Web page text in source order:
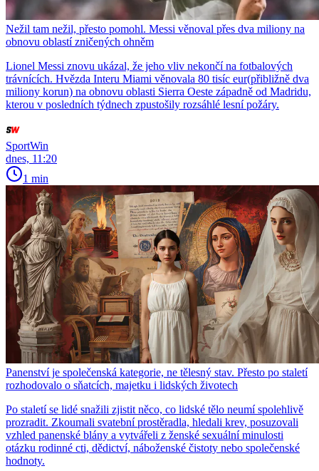
Nežil tam nežil, přesto pomohl. Messi věnoval přes dva miliony na
obnovu oblastí zničených ohněm
Lionel Messi znovu ukázal, že jeho vliv nekončí na fotbalových
trávnících. Hvězda Interu Miami věnovala 80 tisíc eur(přibližně dva
miliony korun) na obnovu oblasti Sierra Oeste západně od Madridu,
kterou v posledních týdnech zpustošily rozsáhlé lesní požáry.
SportWin
dnes, 11:20
1 min
Panenství je společenská kategorie, ne tělesný stav. Přesto po staletí
rozhodovalo o sňatcích, majetku i lidských životech
Po staletí se lidé snažili zjistit něco, co lidské tělo neumí spolehlivě
prozradit. Zkoumali svatební prostěradla, hledali krev, posuzovali
vzhled panenské blány a vytvářeli z ženské sexuální minulosti
otázku rodinné cti, dědictví, náboženské čistoty nebo společenské
hodnoty.